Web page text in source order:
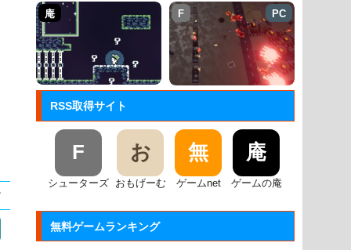
庵 F PC
RSS取得サイト
F
シューターズ
お
おもげーむ
無
ゲームnet
庵
ゲームの庵
無料ゲームランキング